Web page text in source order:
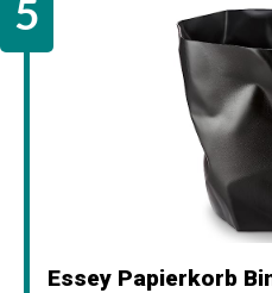
Essey Papierkorb